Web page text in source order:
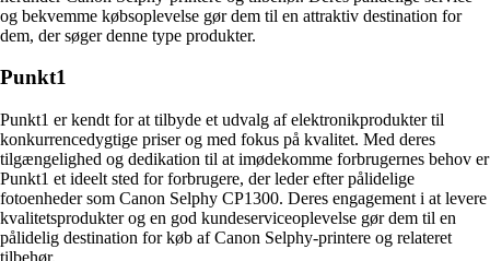
og bekvemme købsoplevelse gør dem til en attraktiv destination for
dem, der søger denne type produkter.
Punkt1
Punkt1 er kendt for at tilbyde et udvalg af elektronikprodukter til
konkurrencedygtige priser og med fokus på kvalitet. Med deres
tilgængelighed og dedikation til at imødekomme forbrugernes behov er
Punkt1 et ideelt sted for forbrugere, der leder efter pålidelige
fotoenheder som Canon Selphy CP1300. Deres engagement i at levere
kvalitetsprodukter og en god kundeserviceoplevelse gør dem til en
pålidelig destination for køb af Canon Selphy-printere og relateret
tilbehør.